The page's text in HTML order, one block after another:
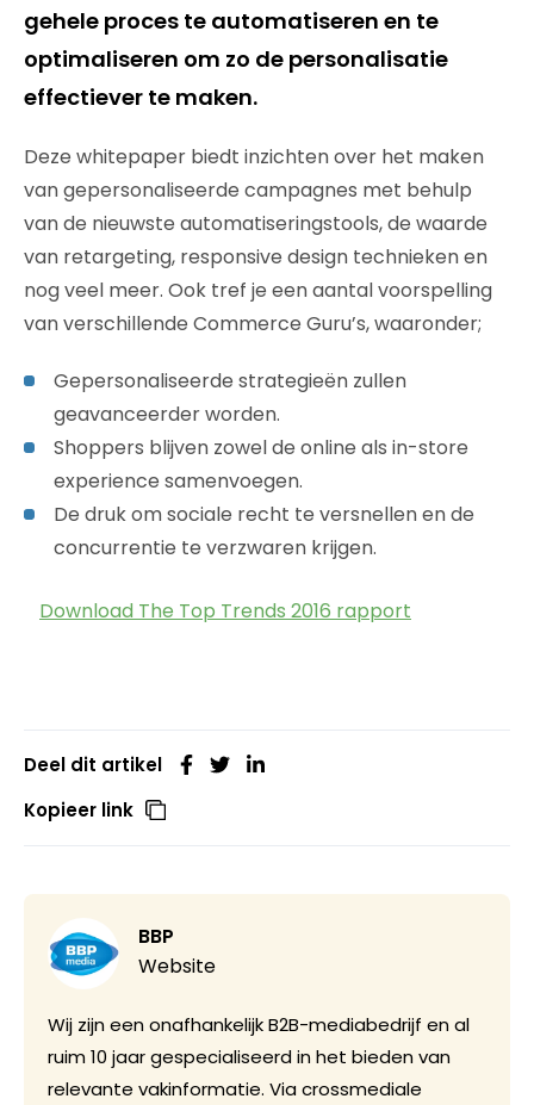
gehele proces te automatiseren en te
optimaliseren om zo de personalisatie
effectiever te maken.
Deze whitepaper biedt inzichten over het maken
van gepersonaliseerde campagnes met behulp
van de nieuwste automatiseringstools, de waarde
van retargeting, responsive design technieken en
nog veel meer. Ook tref je een aantal voorspelling
van verschillende Commerce Guru’s, waaronder;
Gepersonaliseerde strategieën zullen
geavanceerder worden.
Shoppers blijven zowel de online als in-store
experience samenvoegen.
De druk om sociale recht te versnellen en de
concurrentie te verzwaren krijgen.
Download The Top Trends 2016 rapport
Deel dit artikel
Kopieer link
BBP
Website
Wij zijn een onafhankelijk B2B-mediabedrijf en al
ruim 10 jaar gespecialiseerd in het bieden van
relevante vakinformatie. Via crossmediale